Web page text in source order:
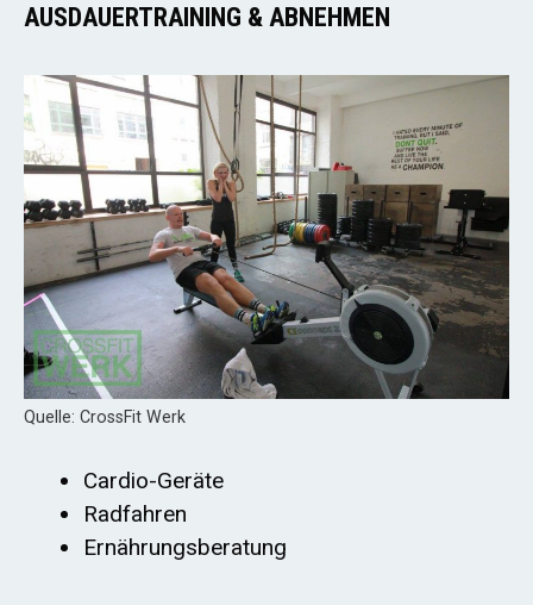
AUSDAUERTRAINING & ABNEHMEN
Quelle: CrossFit Werk
Cardio-Geräte
Radfahren
Ernährungsberatung